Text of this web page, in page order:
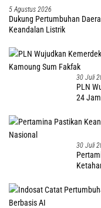
5 Agustus 2026
Dukung Pertumbuhan
Keandalan Listrik
30 Juli
PLN
24
30 Juli